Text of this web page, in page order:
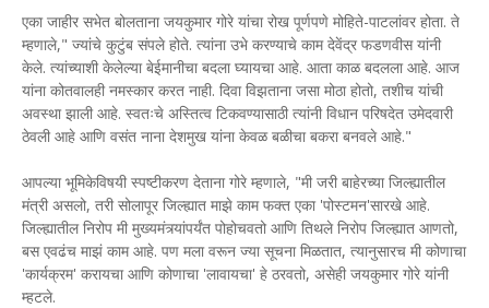
एका जाहीर सभेत बोलताना जयकुमार गोरे यांचा रोख पूर्णपणे मोहिते-पाटलांवर होता. ते
म्हणाले," ज्यांचे कुटुंब संपले होते. त्यांना उभे करण्याचे काम देवेंद्र फडणवीस यांनी
केले. त्यांच्याशी केलेल्या बेईमानीचा बदला घ्यायचा आहे. आता काळ बदलला आहे. आज
यांना कोतवालही नमस्कार करत नाही. दिवा विझताना जसा मोठा होतो, तशीच यांची
अवस्था झाली आहे. स्वतःचे अस्तित्व टिकवण्यासाठी त्यांनी विधान परिषदेत उमेदवारी
ठेवली आहे आणि वसंत नाना देशमुख यांना केवळ बळीचा बकरा बनवले आहे."
आपल्या भूमिकेविषयी स्पष्टीकरण देताना गोरे म्हणाले, "मी जरी बाहेरच्या जिल्ह्यातील
मंत्री असलो, तरी सोलापूर जिल्ह्यात माझे काम फक्त एका 'पोस्टमन'सारखे आहे.
जिल्ह्यातील निरोप मी मुख्यमंत्र्यांपर्यंत पोहोचवतो आणि तिथले निरोप जिल्ह्यात आणतो,
बस एवढंच माझं काम आहे. पण मला वरून ज्या सूचना मिळतात, त्यानुसारच मी कोणाचा
'कार्यक्रम' करायचा आणि कोणाचा 'लावायचा' हे ठरवतो, असेही जयकुमार गोरे यांनी
म्हटले.